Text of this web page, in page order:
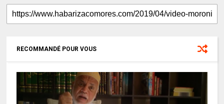
RECOMMANDÉ POUR VOUS